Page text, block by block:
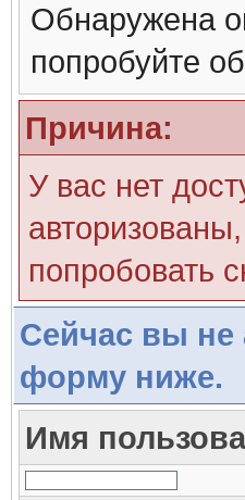
Обнаружена
попробуйте
Причина:
У вас нет
попробовать
Сейчас вы не
форму ниже.
Имя